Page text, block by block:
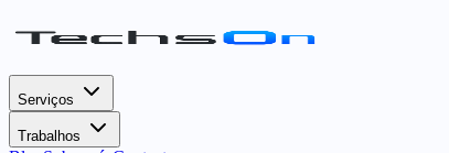
Serviços
Trabalhos